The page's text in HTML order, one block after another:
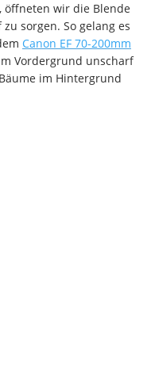
öffneten wir die Blende
sorgen. So gelang es
Canon EF 70-200mm
Vordergrund unscharf
im Hintergrund